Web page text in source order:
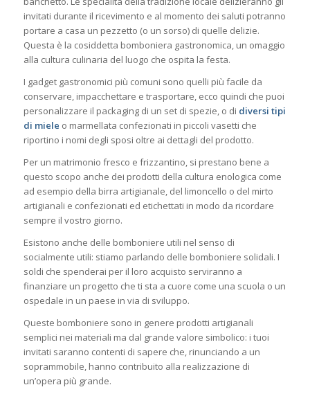
invitati durante il ricevimento e al momento dei saluti potranno
portare a casa un pezzetto (o un sorso) di quelle delizie.
Questa è la cosiddetta bomboniera gastronomica, un omaggio
alla cultura culinaria del luogo che ospita la festa.
I gadget gastronomici più comuni sono quelli più facile da
conservare, impacchettare e trasportare, ecco quindi che puoi
personalizzare il packaging di un set di spezie, o di diversi tipi
di miele o marmellata confezionati in piccoli vasetti che
riportino i nomi degli sposi oltre ai dettagli del prodotto.
Per un matrimonio fresco e frizzantino, si prestano bene a
questo scopo anche dei prodotti della cultura enologica come
ad esempio della birra artigianale, del limoncello o del mirto
artigianali e confezionati ed etichettati in modo da ricordare
sempre il vostro giorno.
Esistono anche delle bomboniere utili nel senso di
socialmente utili: stiamo parlando delle bomboniere solidali. I
soldi che spenderai per il loro acquisto serviranno a
finanziare un progetto che ti sta a cuore come una scuola o un
ospedale in un paese in via di sviluppo.
Queste bomboniere sono in genere prodotti artigianali
semplici nei materiali ma dal grande valore simbolico: i tuoi
invitati saranno contenti di sapere che, rinunciando a un
soprammobile, hanno contribuito alla realizzazione di
un’opera più grande.